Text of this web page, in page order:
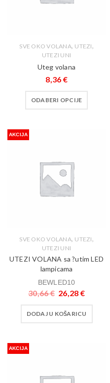
SVE OKO VOLANA, UTEZI,
UTEZI UNI
Uteg volana
8,36 €
ODABERI OPCIJE
AKCIJA
SVE OKO VOLANA, UTEZI,
UTEZI UNI
UTEZI VOLANA sa ?utim LED
lampicama
BEWLED10
30,66€ 26,28 €
DODAJ U KOŠARICU
AKCIJA